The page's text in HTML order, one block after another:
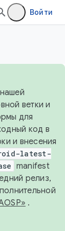
Войти
ветки и
для
код в
и внесения
latest-
manifest
релиз,
.